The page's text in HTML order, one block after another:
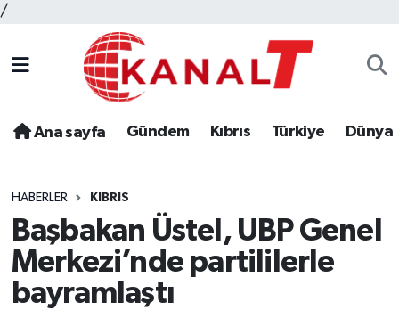
/
Ana sayfa Gündem Kıbrıs Türkiye Dünya
HABERLER KIBRIS
Başbakan Üstel, UBP Genel
Merkezi’nde partililerle
bayramlaştı